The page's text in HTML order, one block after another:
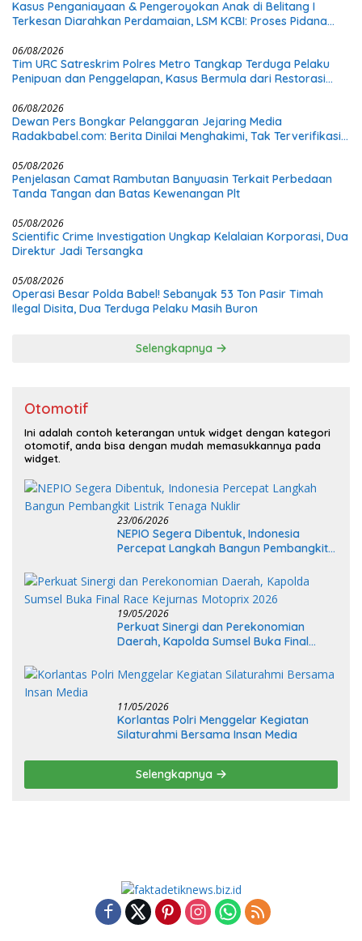
Kasus Penganiayaan & Pengeroyokan Anak di Belitang I
Terkesan Diarahkan Perdamaian, LSM KCBI: Proses Pidana
06/08/2026
Tim URC Satreskrim Polres Metro Tangkap Terduga Pelaku
Penipuan dan Penggelapan, Kasus Bermula dari Restorasi
06/08/2026
Dewan Pers Bongkar Pelanggaran Jejaring Media
Radakbabel.com: Berita Dinilai Menghakimi, Tak Terverifikasi,
05/08/2026
Penjelasan Camat Rambutan Banyuasin Terkait Perbedaan
Tanda Tangan dan Batas Kewenangan Plt
05/08/2026
Scientific Crime Investigation Ungkap Kelalaian Korporasi, Dua
Direktur Jadi Tersangka
05/08/2026
Operasi Besar Polda Babel! Sebanyak 53 Ton Pasir Timah
Ilegal Disita, Dua Terduga Pelaku Masih Buron
Selengkapnya
Otomotif
Ini adalah contoh keterangan untuk widget dengan kategori
otomotif, anda bisa dengan mudah memasukkannya pada
widget.
23/06/2026
NEPIO Segera Dibentuk, Indonesia
Percepat Langkah Bangun Pembangkit
19/05/2026
Perkuat Sinergi dan Perekonomian
Daerah, Kapolda Sumsel Buka Final
11/05/2026
Korlantas Polri Menggelar Kegiatan
Silaturahmi Bersama Insan Media
Selengkapnya